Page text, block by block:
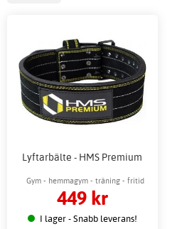
Lyftarbälte - HMS Premium
Gym - hemmagym - träning - fritid
449 kr
I lager - Snabb leverans!